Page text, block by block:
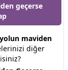
geçerse
maviden
diğer